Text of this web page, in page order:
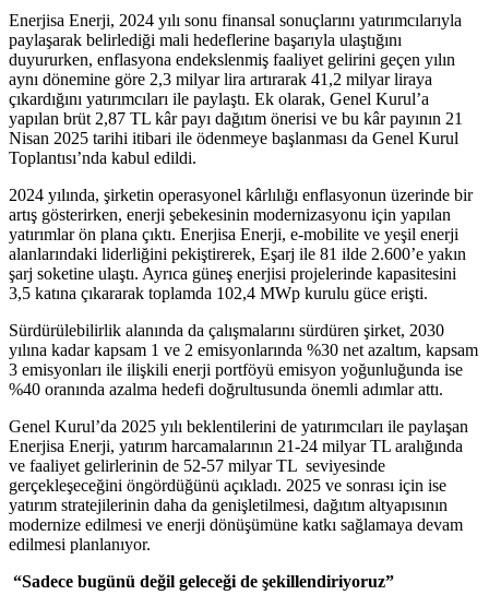
Enerjisa Enerji, 2024 yılı sonu finansal sonuçlarını yatırımcılarıyla
paylaşarak belirlediği mali hedeflerine başarıyla ulaştığını
duyururken, enflasyona endekslenmiş faaliyet gelirini geçen yılın
aynı dönemine göre 2,3 milyar lira artırarak 41,2 milyar liraya
çıkardığını yatırımcıları ile paylaştı. Ek olarak, Genel Kurul’a
yapılan brüt 2,87 TL kâr payı dağıtım önerisi ve bu kâr payının 21
Nisan 2025 tarihi itibari ile ödenmeye başlanması da Genel Kurul
Toplantısı’nda kabul edildi.
2024 yılında, şirketin operasyonel kârlılığı enflasyonun üzerinde bir
artış gösterirken, enerji şebekesinin modernizasyonu için yapılan
yatırımlar ön plana çıktı. Enerjisa Enerji, e-mobilite ve yeşil enerji
alanlarındaki liderliğini pekiştirerek, Eşarj ile 81 ilde 2.600’e yakın
şarj soketine ulaştı. Ayrıca güneş enerjisi projelerinde kapasitesini
3,5 katına çıkararak toplamda 102,4 MWp kurulu güce erişti.
Sürdürülebilirlik alanında da çalışmalarını sürdüren şirket, 2030
yılına kadar kapsam 1 ve 2 emisyonlarında %30 net azaltım, kapsam
3 emisyonları ile ilişkili enerji portföyü emisyon yoğunluğunda ise
%40 oranında azalma hedefi doğrultusunda önemli adımlar attı.
Genel Kurul’da 2025 yılı beklentilerini de yatırımcıları ile paylaşan
Enerjisa Enerji, yatırım harcamalarının 21-24 milyar TL aralığında
ve faaliyet gelirlerinin de 52-57 milyar TL seviyesinde
gerçekleşeceğini öngördüğünü açıkladı. 2025 ve sonrası için ise
yatırım stratejilerinin daha da genişletilmesi, dağıtım altyapısının
modernize edilmesi ve enerji dönüşümüne katkı sağlamaya devam
edilmesi planlanıyor.
“Sadece bugünü değil geleceği de şekillendiriyoruz”